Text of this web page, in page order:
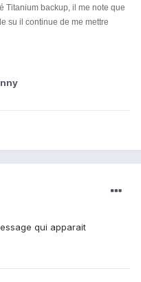
Titanium backup, il me note que
su il continue de me mettre
qui apparait